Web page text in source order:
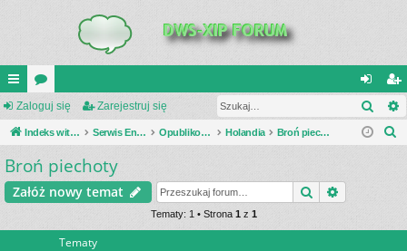
UI
C
K
_L
or
a
al
og
ar
ej
Zaloguj się Zarejestruj się
Indeks witryny Serwis Encyklopedia Uzbrojenia Opublikowane zestawienia Holandia Broń piechoty
j
Broń piechoty
Załóż nowy temat Szukaj
Tematy: 1 • Strona 1 z 1
Tematy